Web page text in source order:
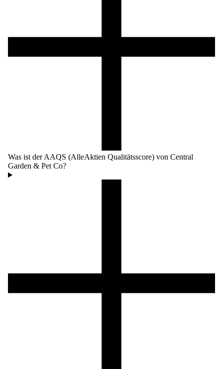
Was ist der AAQS (AlleAktien Qualitätsscore) von Central
Garden & Pet Co?